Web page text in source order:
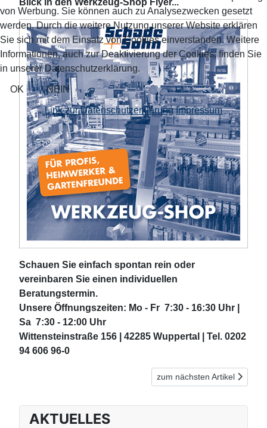
Schauen Sie einfach spontan rein oder
vereinbaren Sie einen individuellen
Beratungstermin.
Unsere Öffnungszeiten: Mo - Fr 7:30 - 16:30 Uhr |
Sa 7:30 - 12:00 Uhr
Wittensteinstraße 156 | 42285 Wuppertal | Tel. 0202
94 606 96-0
Nächster Beitrag: J. Gadder
zum nächsten Artikel
AKTUELLES
von Werbung. Sie können auch zu Analysezwecken gesetzt
werden. Durch die weitere Nutzung unserer Website erklären
Sie sich mit dem Einsatz von Cookies einverstanden. Weitere
Informationen, auch zur Deaktivierung der Cookies, finden Sie
in unserer Datenschutzerklärung.
OK NEIN
Link zur Datenschutzerklärung Impressum